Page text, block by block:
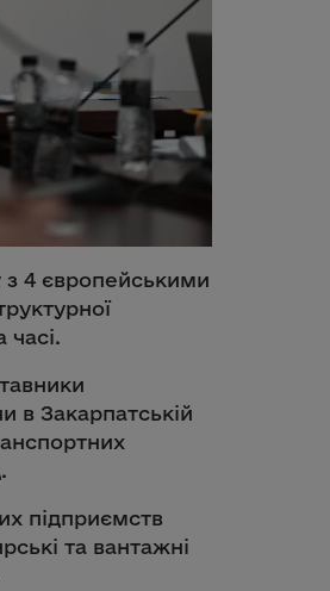
4 європейськими
часі.
в Закарпатській
підприємств
та вантажні